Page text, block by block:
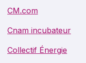
CM.com
Cnam incubateur
Collectif Énergie